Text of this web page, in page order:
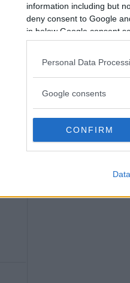
information including but
deny consent to Google
in below Google consent
Personal Data
Google consents
CONFIRM
Läkaren
NYHETER 21
Annons: